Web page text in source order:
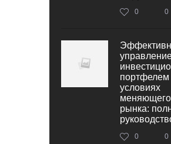
0 0
портфелем
условиях
рынка:
0 0